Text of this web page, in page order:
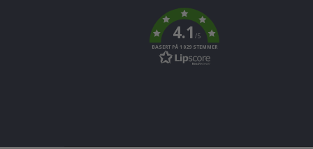
k
4.1/5
BASERT PÅ 1029 STEMMER